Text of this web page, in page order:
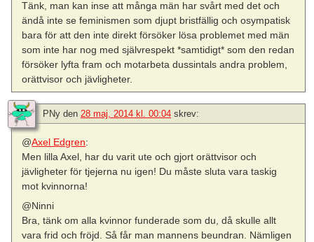
Tänk, man kan inse att många män har svårt med det och
ändå inte se feminismen som djupt bristfällig och osympatisk
bara för att den inte direkt försöker lösa problemet med män
som inte har nog med självrespekt *samtidigt* som den redan
försöker lyfta fram och motarbeta dussintals andra problem,
orättvisor och jävligheter.
PNy den 28 maj, 2014 kl. 00:04 skrev:
@Axel Edgren:
Men lilla Axel, har du varit ute och gjort orättvisor och
jävligheter för tjejerna nu igen! Du måste sluta vara taskig
mot kvinnorna!
@Ninni
Bra, tänk om alla kvinnor funderade som du, då skulle allt
vara frid och fröjd. Så får man mannens beundran. Nämligen